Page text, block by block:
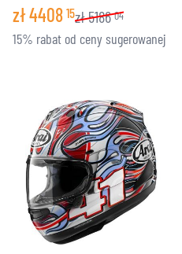
zł4408 15zł5186 04
15% rabat od ceny sugerowanej